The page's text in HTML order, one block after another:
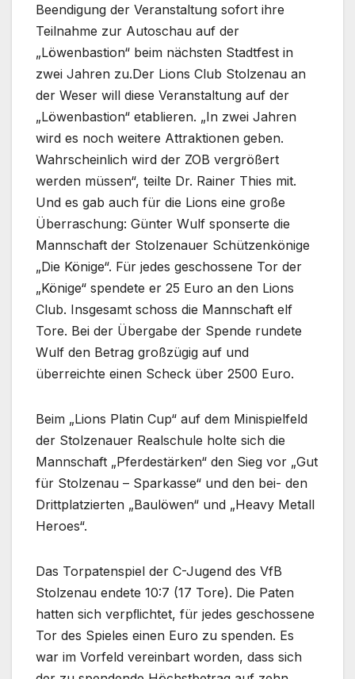
Beendigung der Veranstaltung sofort ihre
Teilnahme zur Autoschau auf der
„Löwenbastion“ beim nächsten Stadtfest in
zwei Jahren zu.Der Lions Club Stolzenau an
der Weser will diese Veranstaltung auf der
„Löwenbastion“ etablieren. „In zwei Jahren
wird es noch weitere Attraktionen geben.
Wahrscheinlich wird der ZOB vergrößert
werden müssen“, teilte Dr. Rainer Thies mit.
Und es gab auch für die Lions eine große
Überraschung: Günter Wulf sponserte die
Mannschaft der Stolzenauer Schützenkönige
„Die Könige“. Für jedes geschossene Tor der
„Könige“ spendete er 25 Euro an den Lions
Club. Insgesamt schoss die Mannschaft elf
Tore. Bei der Übergabe der Spende rundete
Wulf den Betrag großzügig auf und
überreichte einen Scheck über 2500 Euro.
Beim „Lions Platin Cup“ auf dem Minispielfeld
der Stolzenauer Realschule holte sich die
Mannschaft „Pferdestärken“ den Sieg vor „Gut
für Stolzenau – Sparkasse“ und den bei- den
Drittplatzierten „Baulöwen“ und „Heavy Metall
Heroes“.
Das Torpatenspiel der C-Jugend des VfB
Stolzenau endete 10:7 (17 Tore). Die Paten
hatten sich verpﬂichtet, für jedes geschossene
Tor des Spieles einen Euro zu spenden. Es
war im Vorfeld vereinbart worden, dass sich